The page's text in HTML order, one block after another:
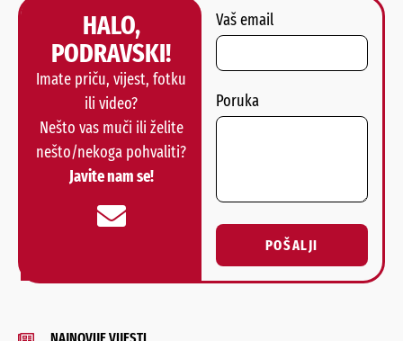
HALO,
PODRAVSKI!
Imate priču, vijest, fotku
ili video?
Nešto vas muči ili želite
nešto/nekoga pohvaliti?
Javite nam se!
Vaš email
Poruka
POŠALJI
Alternative: